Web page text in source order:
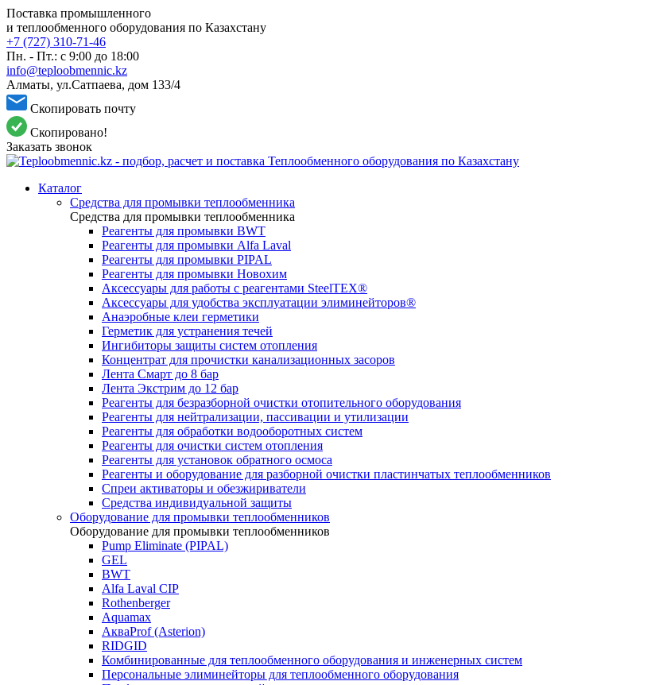
Поставка промышленного
и теплообменного оборудования по Казахстану
+7 (727) 310-71-46
Пн. - Пт.: с 9:00 до 18:00
info@teploobmennic.kz
Алматы, ул.Сатпаева, дом 133/4
Скопировать почту
Скопировано!
Заказать звонок
Каталог
Средства для промывки теплообменника
Средства для промывки теплообменника
Реагенты для промывки BWT
Реагенты для промывки Alfa Laval
Реагенты для промывки PIPAL
Реагенты для промывки Новохим
Аксессуары для работы с реагентами SteelTEX®
Аксессуары для удобства эксплуатации элиминейторов®
Анаэробные клеи герметики
Герметик для устранения течей
Ингибиторы защиты систем отопления
Концентрат для прочистки канализационных засоров
Лента Смарт до 8 бар
Лента Экстрим до 12 бар
Реагенты для безразборной очистки отопительного оборудования
Реагенты для нейтрализации, пассивации и утилизации
Реагенты для обработки водооборотных систем
Реагенты для очистки систем отопления
Реагенты для установок обратного осмоса
Реагенты и оборудование для разборной очистки пластинчатых теплообменников
Спреи активаторы и обезжириватели
Средства индивидуальной защиты
Оборудование для промывки теплообменников
Оборудование для промывки теплообменников
Pump Eliminate (PIPAL)
GEL
BWT
Alfa Laval CIP
Rothenberger
Aquamax
АкваProf (Asterion)
RIDGID
Комбинированные для теплообменного оборудования и инженерных систем
Персональные элиминейторы для теплообменного оборудования